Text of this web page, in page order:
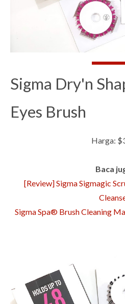
Sigma Dry'n
Eyes Brush
Harga:
Baca
[Review] Sigma Sigmagic
Sigma Spa® Brush Cleaning